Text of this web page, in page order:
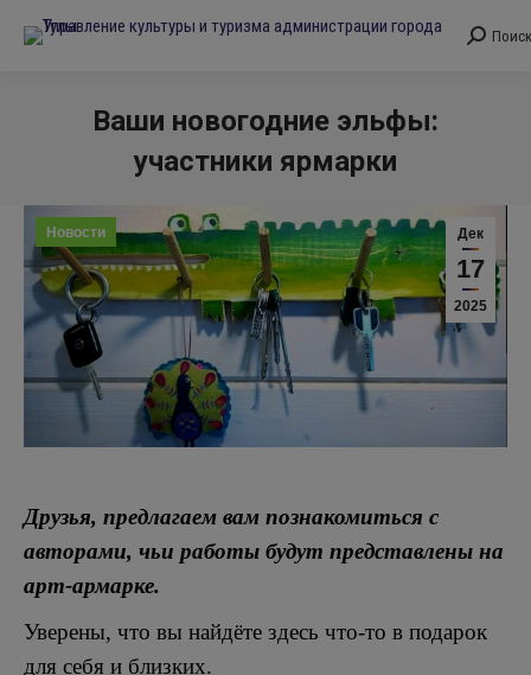
Поиск:
Поиск
Ваши новогодние эльфы:
участники ярмарки
Дек
17
2025
Новости
Друзья, предлагаем вам познакомиться с
авторами, чьи работы будут представлены на
арт-армарке.
Уверены, что вы найдёте здесь что-то в подарок
для себя и близких.